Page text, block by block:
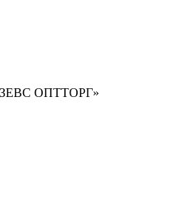
ОПТТОРГ»